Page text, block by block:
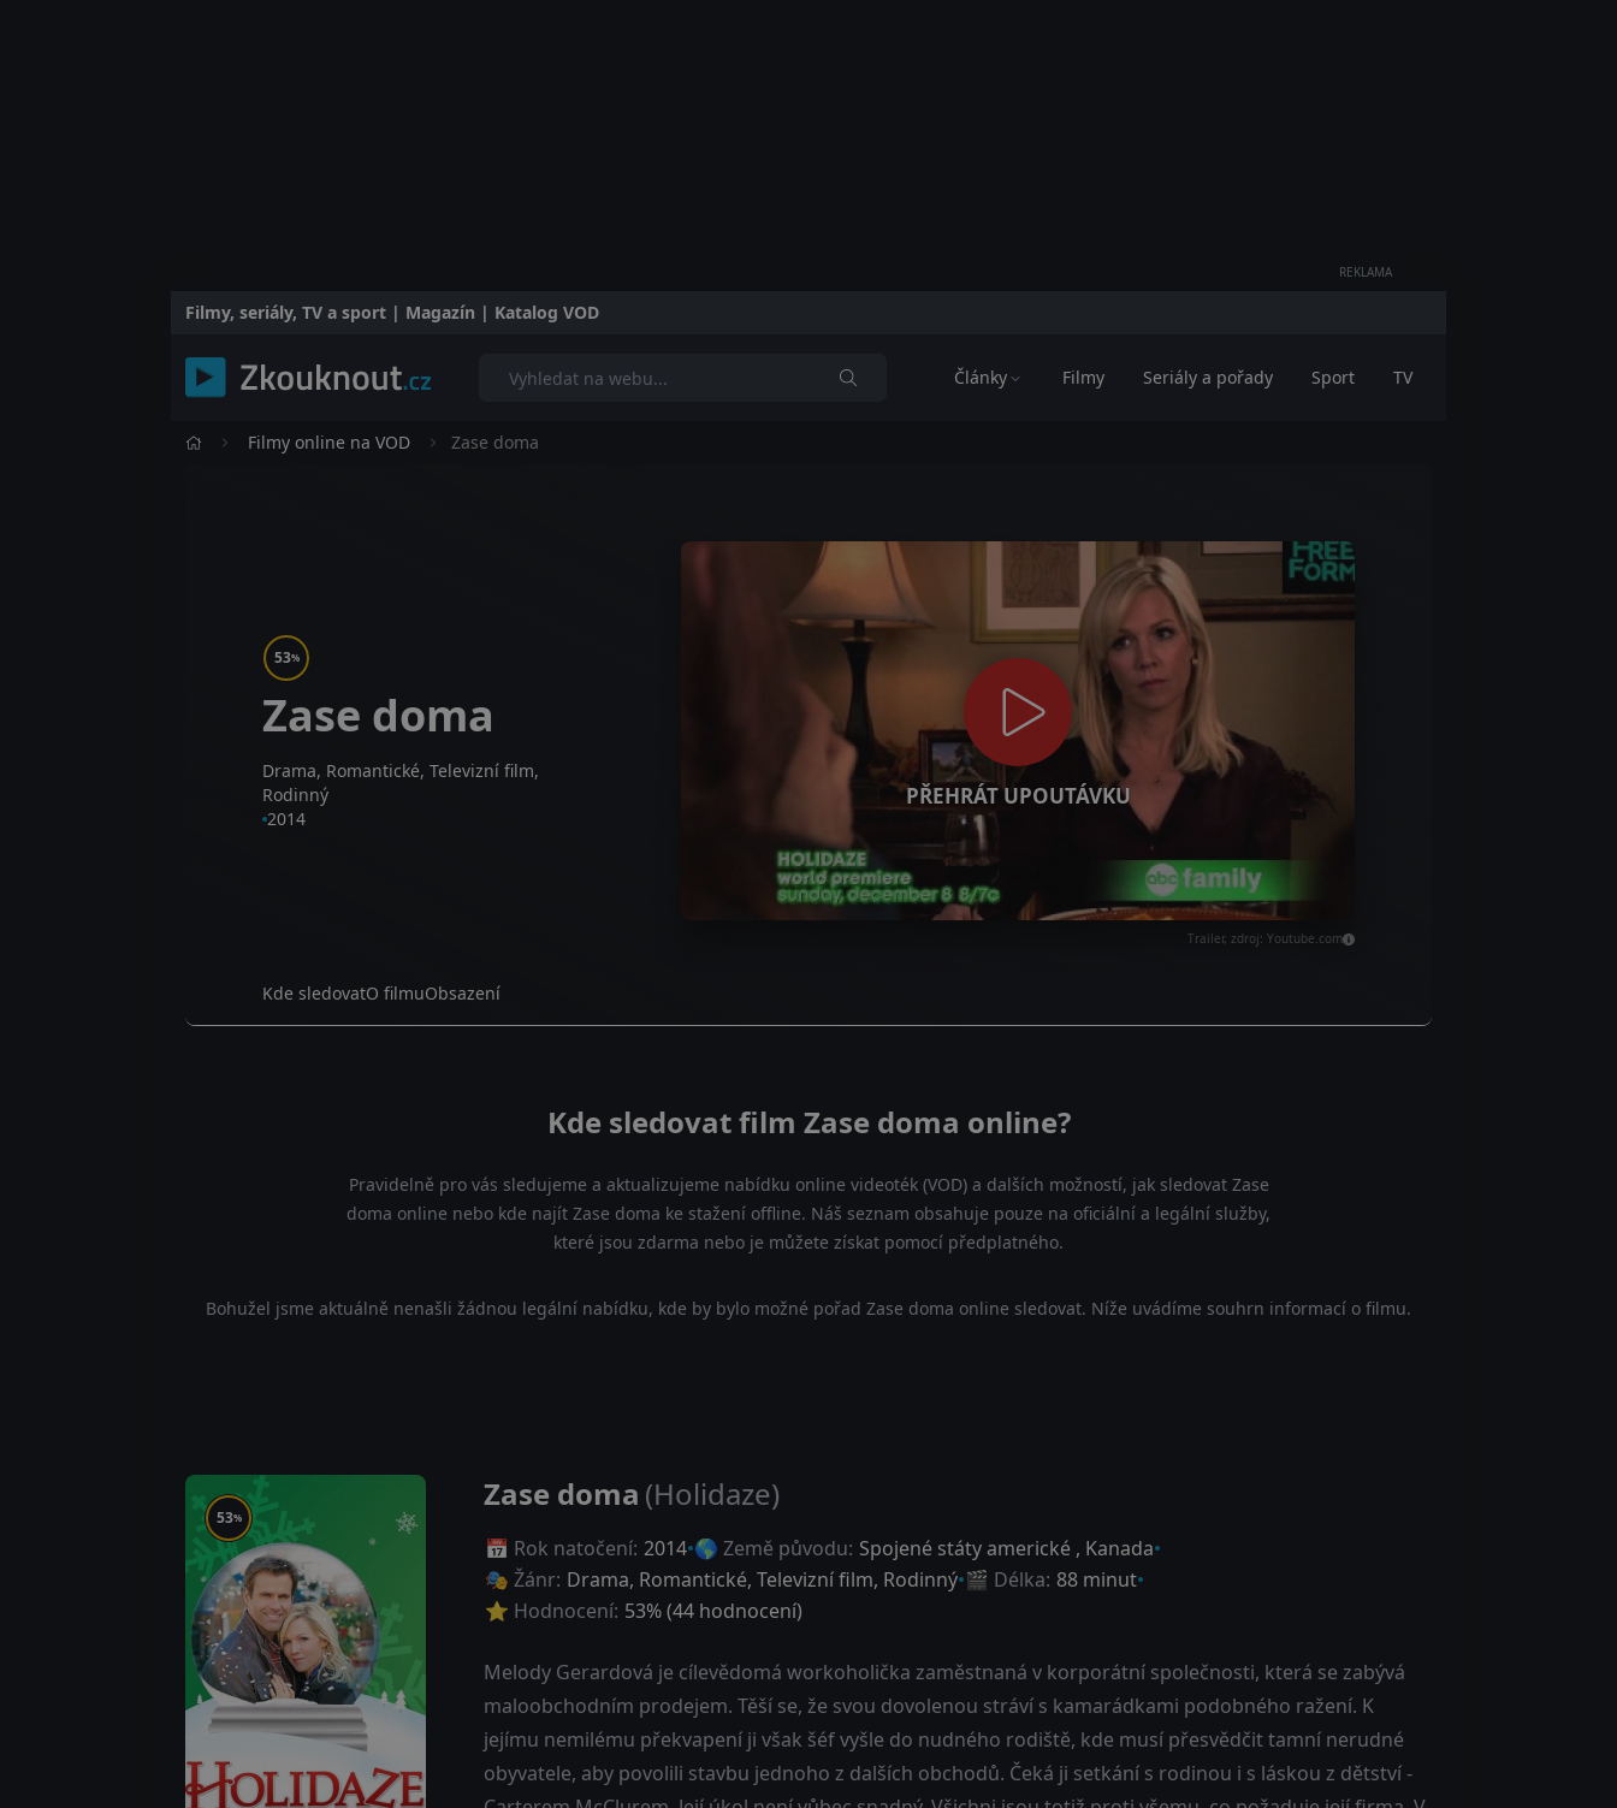
REKLAMA
Filmy, seriály, TV a sport | Magazín | Katalog VOD
Články Filmy Seriály a pořady Sport TV
Filmy online na VOD Zase doma
PŘEHRÁT UPOUTÁVKU
Trailer, zdroj: Youtube.com
53%
Zase doma
Drama, Romantické, Televizní film,
Rodinný
2014
Kde sledovatO filmuObsazení
Kde sledovat film Zase doma online?
Pravidelně pro vás sledujeme a aktualizujeme nabídku online videoték (VOD) a dalších možností, jak sledovat Zase
doma online nebo kde najít Zase doma ke stažení offline. Náš seznam obsahuje pouze na oficiální a legální služby,
které jsou zdarma nebo je můžete získat pomocí předplatného.
Bohužel jsme aktuálně nenašli žádnou legální nabídku, kde by bylo možné pořad Zase doma online sledovat. Níže uvádíme souhrn informací o filmu.
53%
Zase doma (Holidaze)
📅 Rok natočení: 2014 🌎 Země původu: Spojené státy americké , Kanada
🎭 Žánr: Drama, Romantické, Televizní film, Rodinný 🎬 Délka: 88 minut
⭐ Hodnocení: 53% (44 hodnocení)
Melody Gerardová je cílevědomá workoholička zaměstnaná v korporátní společnosti, která se zabývá
maloobchodním prodejem. Těší se, že svou dovolenou stráví s kamarádkami podobného ražení. K
jejímu nemilému překvapení ji však šéf vyšle do nudného rodiště, kde musí přesvědčit tamní nerudné
obyvatele, aby povolili stavbu jednoho z dalších obchodů. Čeká ji setkání s rodinou i s láskou z dětství -